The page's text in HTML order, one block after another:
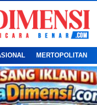
MERTOPOLITAN